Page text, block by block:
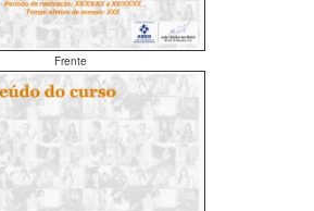
Frente